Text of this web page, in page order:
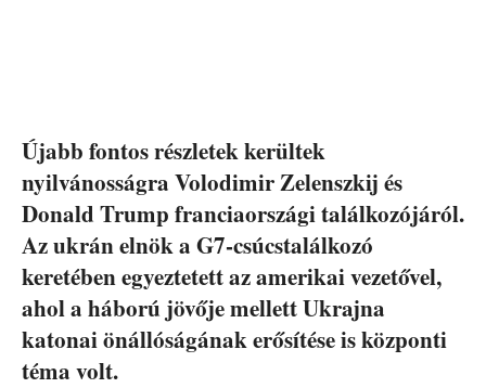
Újabb fontos részletek kerültek
nyilvánosságra Volodimir Zelenszkij és
Donald Trump franciaországi találkozójáról.
Az ukrán elnök a G7-csúcstalálkozó
keretében egyeztetett az amerikai vezetővel,
ahol a háború jövője mellett Ukrajna
katonai önállóságának erősítése is központi
téma volt.